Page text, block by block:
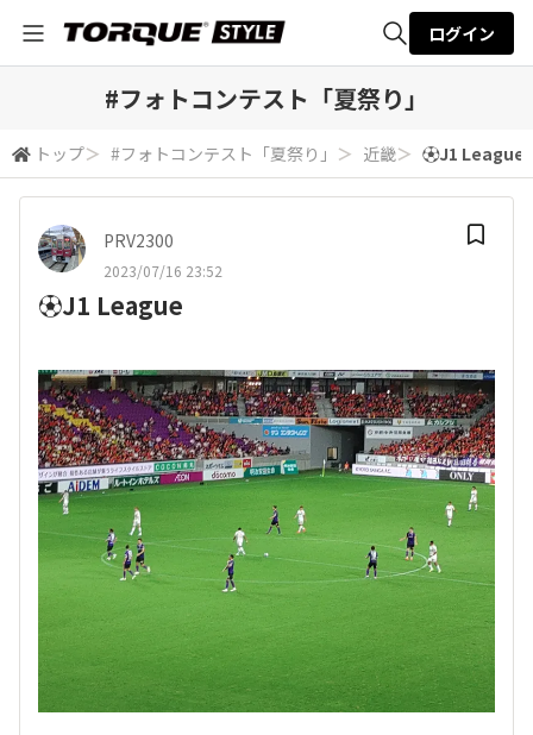
検索
ログイン
#フォトコンテスト「夏祭り」
トップ＞ #フォトコンテスト「夏祭り」 ＞ 近畿＞ ⚽J1 League
PRV2300
2023/07/16 23:52
⚽J1 League